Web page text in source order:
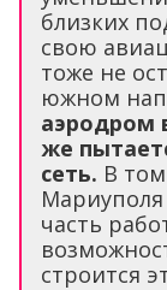
близких
свою
тоже не
южном
аэродром
же
сеть. В
часть
строится